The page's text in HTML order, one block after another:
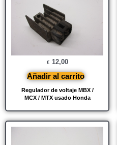
Regulador de voltaje MBX /
MCX / MTX usado Honda
€ 12,00
Añadir al carrito